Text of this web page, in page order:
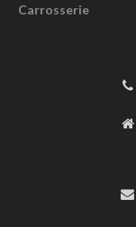
Carrosserie